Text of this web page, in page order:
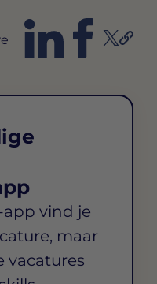
vind je
maar
vacatures